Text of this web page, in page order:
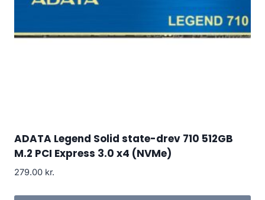
ADATA Legend Solid state-drev 710 512GB
M.2 PCI Express 3.0 x4 (NVMe)
279.00 kr.